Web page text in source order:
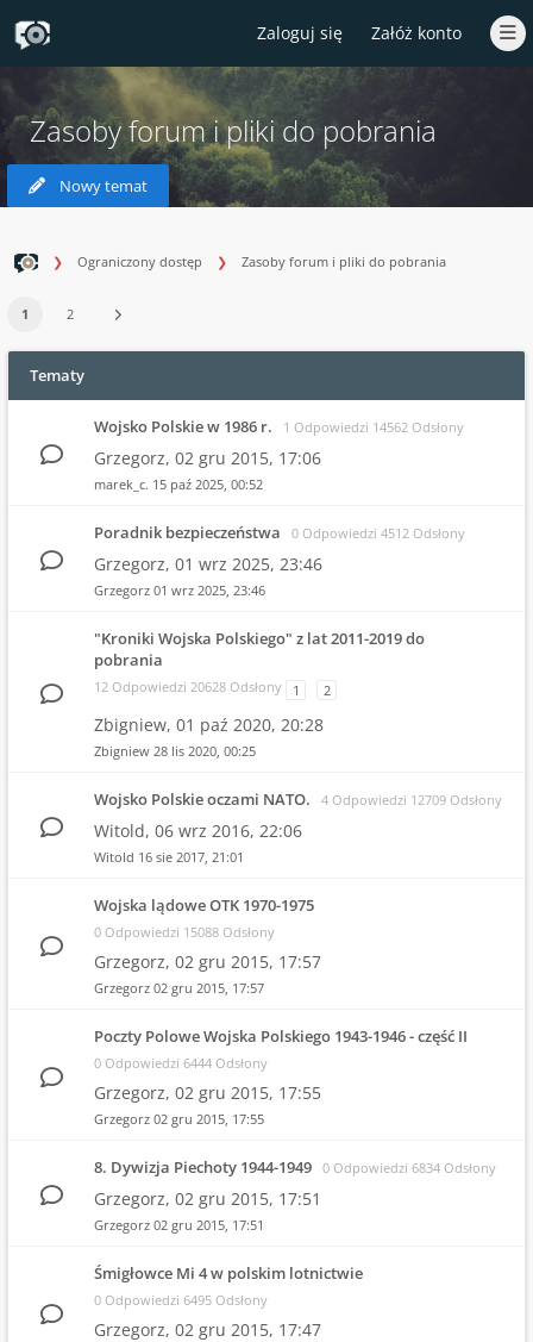
Zaloguj się Załóż konto
Zasoby forum i pliki do pobrania
Nowy temat
Ograniczony dostęp Zasoby forum i pliki do pobrania
1 2
Tematy
Wojsko Polskie w 1986 r. 1 Odpowiedzi 14562 Odsłony
Grzegorz, 02 gru 2015, 17:06
marek_c. 15 paź 2025, 00:52
Poradnik bezpieczeństwa 0 Odpowiedzi 4512 Odsłony
Grzegorz, 01 wrz 2025, 23:46
Grzegorz 01 wrz 2025, 23:46
"Kroniki Wojska Polskiego" z lat 2011-2019 do
pobrania
12 Odpowiedzi 20628 Odsłony 1 2
Zbigniew, 01 paź 2020, 20:28
Zbigniew 28 lis 2020, 00:25
Wojsko Polskie oczami NATO. 4 Odpowiedzi 12709 Odsłony
Witold, 06 wrz 2016, 22:06
Witold 16 sie 2017, 21:01
Wojska lądowe OTK 1970-1975
0 Odpowiedzi 15088 Odsłony
Grzegorz, 02 gru 2015, 17:57
Grzegorz 02 gru 2015, 17:57
Poczty Polowe Wojska Polskiego 1943-1946 - część II
0 Odpowiedzi 6444 Odsłony
Grzegorz, 02 gru 2015, 17:55
Grzegorz 02 gru 2015, 17:55
8. Dywizja Piechoty 1944-1949 0 Odpowiedzi 6834 Odsłony
Grzegorz, 02 gru 2015, 17:51
Grzegorz 02 gru 2015, 17:51
Śmigłowce Mi 4 w polskim lotnictwie
0 Odpowiedzi 6495 Odsłony
Grzegorz, 02 gru 2015, 17:47